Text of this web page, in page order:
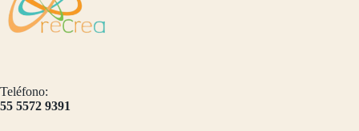
Teléfono:
55 5572 9391